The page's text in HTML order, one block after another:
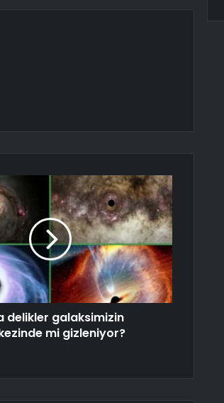
delikler galaksimizin
mi gizleniyor?